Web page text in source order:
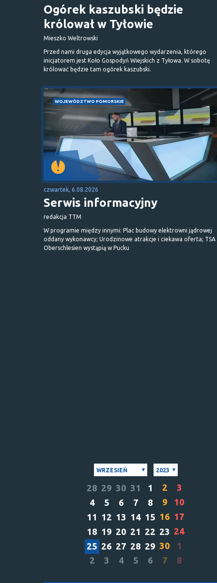
Ogórek kaszubski będzie
królował w Tyłowie
Mieszko Weltrowski
Przed nami druga edycja wyjątkowego wydarzenia, którego
inicjatorem jest Koło Gospodyń Wiejskich z Tyłowa. W sobotę
królować będzie tam ogórek kaszubski.
WOJEWÓDZTWO POMORSKIE
czwartek, 6.08.2026
Serwis informacyjny
redakcja TTM
W programie między innymi: Plac budowy elektrowni jądrowej
oddany wykonawcy; Urodzinowe atrakcje i ciekawa oferta; TSA
Oberschlesien wystąpią w Pucku
WRZESIEŃ 2023
28 29 30 31 1 2
3
4
5 6 7 8 9
10
11 12 13 14 15 16 17
18 19 20 21 22 23 24
25 26 27 28 29 30
1
2
3 4 5 6 7 8